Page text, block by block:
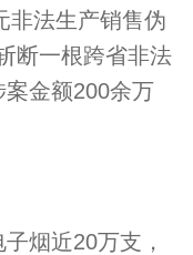
非法生产销售伪
断一根跨省非法
金额200余万
烟近20万支，